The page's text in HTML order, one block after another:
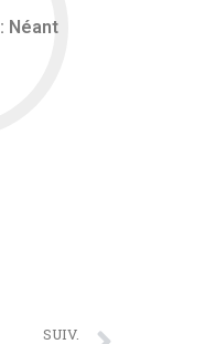
Néant
SUIV.